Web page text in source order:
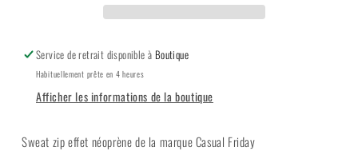
Friday
Service de retrait disponible à Boutique
Habituellement prête en 4 heures
Afficher les informations de la boutique
Sweat zip effet néoprène de la marque Casual Friday